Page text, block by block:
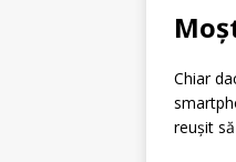
Chiar
reușit